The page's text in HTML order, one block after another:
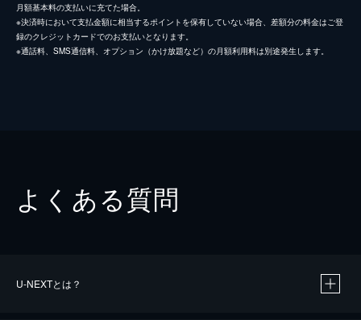
月額基本料の支払いに充てた場合。
※決済時において支払金額に相当するポイントを保有していない場合、差額分の料金はご登
録のクレジットカードでのお支払いとなります。
※通話料、SMS通信料、オプション（かけ放題など）の月額利用料は別途発生します。
よくある質問
U-NEXTとは？